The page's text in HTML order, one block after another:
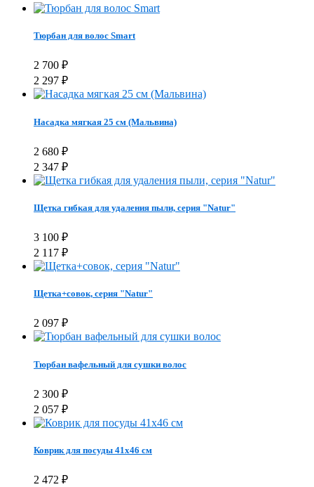
Тюрбан для волос Smart
2 700 ₽
2 297 ₽
Насадка мягкая 25 см (Мальвина)
2 680 ₽
2 347 ₽
Щетка гибкая для удаления пыли, серия "Natur"
3 100 ₽
2 117 ₽
Щетка+совок, серия "Natur"
2 097 ₽
Тюрбан вафельный для сушки волос
2 300 ₽
2 057 ₽
Коврик для посуды 41х46 см
2 472 ₽